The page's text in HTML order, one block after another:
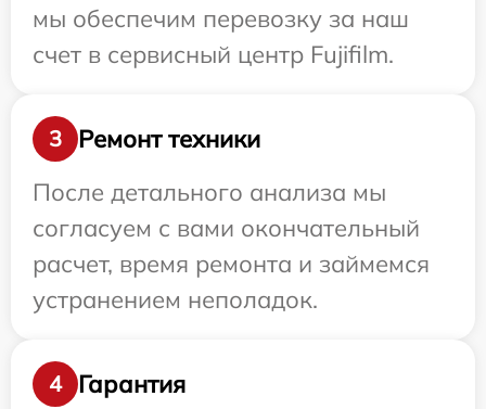
мы обеспечим перевозку за наш
счет в сервисный центр Fujifilm.
3
Ремонт техники
После детального анализа мы
согласуем с вами окончательный
расчет, время ремонта и займемся
устранением неполадок.
4 Гарантия